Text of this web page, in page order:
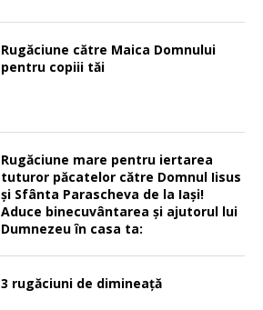
Rugăciune către Maica Domnului
pentru copiii tăi
Rugăciune mare pentru iertarea
tuturor păcatelor către Domnul Iisus
şi Sfânta Parascheva de la Iaşi!
Aduce binecuvântarea şi ajutorul lui
Dumnezeu în casa ta:
3 rugăciuni de dimineață